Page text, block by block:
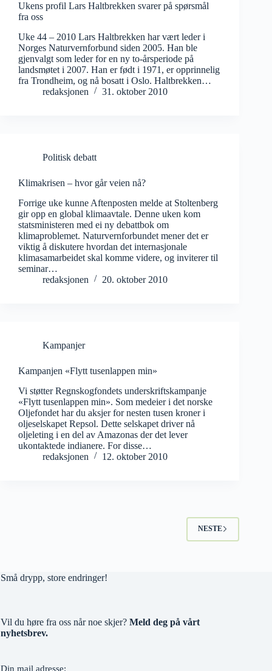
Ukens profil Lars Haltbrekken svarer på spørsmål
fra oss
Uke 44 – 2010 Lars Haltbrekken har vært leder i
Norges Naturvernforbund siden 2005. Han ble
gjenvalgt som leder for en ny to-årsperiode på
landsmøtet i 2007. Han er født i 1971, er opprinnelig
fra Trondheim, og nå bosatt i Oslo. Haltbrekken…
redaksjonen
31. oktober 2010
Politisk debatt
Klimakrisen – hvor går veien nå?
Forrige uke kunne Aftenposten melde at Stoltenberg
gir opp en global klimaavtale. Denne uken kom
statsministeren med ei ny debattbok om
klimaproblemet. Naturvernforbundet mener det er
viktig å diskutere hvordan det internasjonale
klimasamarbeidet skal komme videre, og inviterer til
seminar…
redaksjonen
20. oktober 2010
Kampanjer
Kampanjen «Flytt tusenlappen min»
Vi støtter Regnskogfondets underskriftskampanje
«Flytt tusenlappen min». Som medeier i det norske
Oljefondet har du aksjer for nesten tusen kroner i
oljeselskapet Repsol. Dette selskapet driver nå
oljeleting i en del av Amazonas der det lever
ukontaktede indianere. For disse…
redaksjonen
12. oktober 2010
NESTE
Små drypp, store endringer!
Vil du høre fra oss når noe skjer? Meld deg på vårt
nyhetsbrev.
Din mail adresse: